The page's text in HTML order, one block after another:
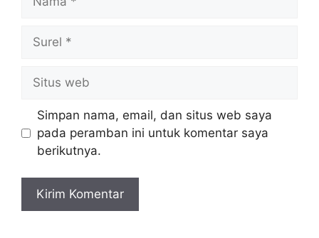
web
Simpan nama, email, dan situs web saya
pada peramban ini untuk komentar saya
berikutnya.